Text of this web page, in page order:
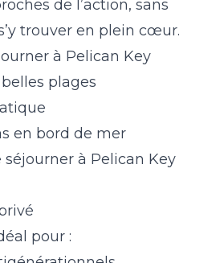
de l’action, sans
trouver en plein cœur.
à Pelican Key
plages
en bord de mer
à Pelican Key
pour :